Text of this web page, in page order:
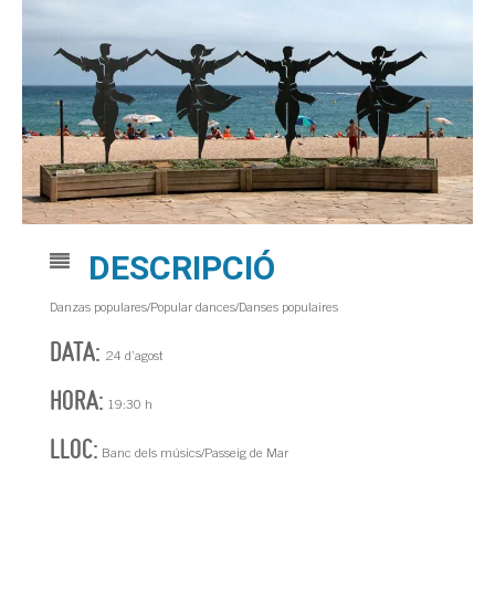
DESCRIPCIÓ
Danzas populares/Popular dances/Danses populaires
DATA: 24 d’agost
HORA: 19:30 h
LLOC: Banc dels músics/Passeig de Mar